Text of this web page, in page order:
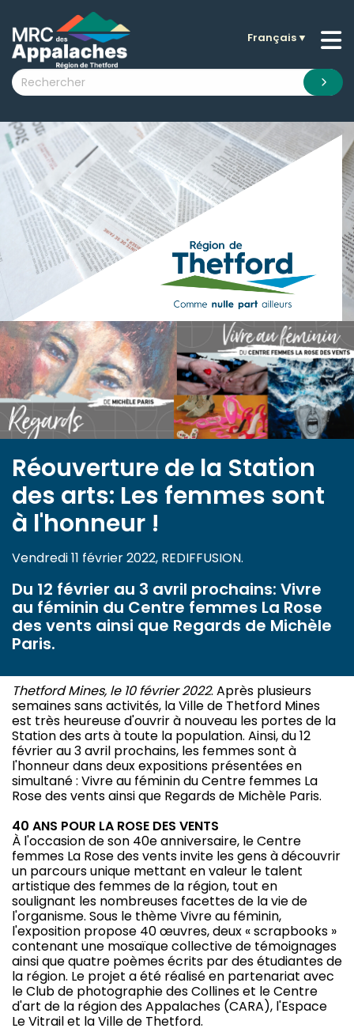
submenu (La MRC )
submenu (Citoyens )
submenu (Visiteurs )
submenu (Nouvelles )
submenu (Documentation )
Français▼
Réouverture de la Station
des arts: Les femmes sont
à l'honneur !
Vendredi 11 février 2022, REDIFFUSION.
Du 12 février au 3 avril prochains: Vivre
au féminin du Centre femmes La Rose
des vents ainsi que Regards de Michèle
Paris.
Thetford Mines, le 10 février 2022. Après plusieurs
semaines sans activités, la Ville de Thetford Mines
est très heureuse d'ouvrir à nouveau les portes de la
Station des arts à toute la population. Ainsi, du 12
février au 3 avril prochains, les femmes sont à
l'honneur dans deux expositions présentées en
simultané : Vivre au féminin du Centre femmes La
Rose des vents ainsi que Regards de Michèle Paris.
40 ANS POUR LA ROSE DES VENTS
À l'occasion de son 40e anniversaire, le Centre
femmes La Rose des vents invite les gens à découvrir
un parcours unique mettant en valeur le talent
artistique des femmes de la région, tout en
soulignant les nombreuses facettes de la vie de
l'organisme. Sous le thème Vivre au féminin,
l'exposition propose 40 œuvres, deux « scrapbooks »
contenant une mosaïque collective de témoignages
ainsi que quatre poèmes écrits par des étudiantes de
la région. Le projet a été réalisé en partenariat avec
le Club de photographie des Collines et le Centre
d'art de la région des Appalaches (CARA), l'Espace
Le Vitrail et la Ville de Thetford.